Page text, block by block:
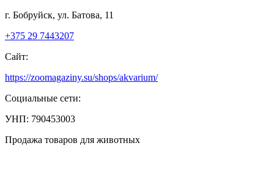
г. Бобруйск, ул. Батова, 11
+375 29 7443207
Сайт:
https://zoomagaziny.su/shops/akvarium/
Социальные сети:
УНП: 790453003
Продажа товаров для животных